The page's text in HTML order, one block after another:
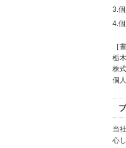
3.
4.
［
栃
株
個
当
心